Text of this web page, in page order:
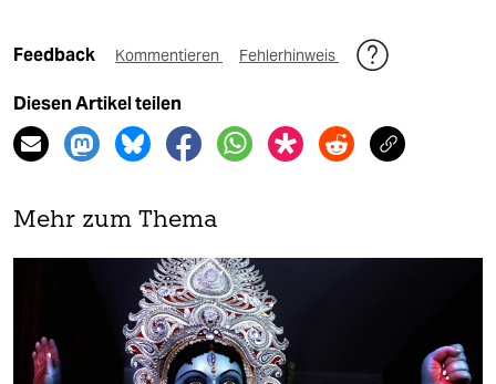
Feedback Kommentieren Fehlerhinweis
Diesen Artikel teilen
Mehr zum Thema